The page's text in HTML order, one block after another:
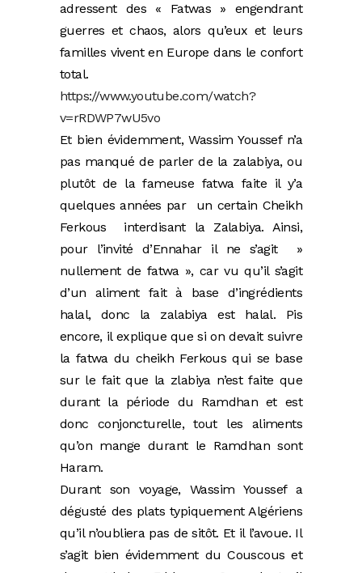
adressent des « Fatwas » engendrant
guerres et chaos, alors qu’eux et leurs
familles vivent en Europe dans le confort
total.
https://www.youtube.com/watch?
v=rRDWP7wU5vo
Et bien évidemment, Wassim Youssef n’a
pas manqué de parler de la zalabiya, ou
plutôt de la fameuse fatwa faite il y’a
quelques années par un certain Cheikh
Ferkous interdisant la Zalabiya. Ainsi,
pour l’invité d’Ennahar il ne s’agit »
nullement de fatwa », car vu qu’il s’agit
d’un aliment fait à base d’ingrédients
halal, donc la zalabiya est halal. Pis
encore, il explique que si on devait suivre
la fatwa du cheikh Ferkous qui se base
sur le fait que la zlabiya n’est faite que
durant la période du Ramdhan et est
donc conjoncturelle, tout les aliments
qu’on mange durant le Ramdhan sont
Haram.
Durant son voyage, Wassim Youssef a
dégusté des plats typiquement Algériens
qu’il n’oubliera pas de sitôt. Et il l’avoue. Il
s’agit bien évidemment du Couscous et